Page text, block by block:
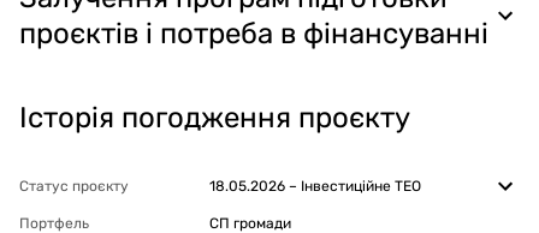
проєктів і потреба в фінансуванні
Історія погодження проєкту
Статус проєкту 18.05.2026 – Інвестиційне ТЕО
Портфель
СП громади